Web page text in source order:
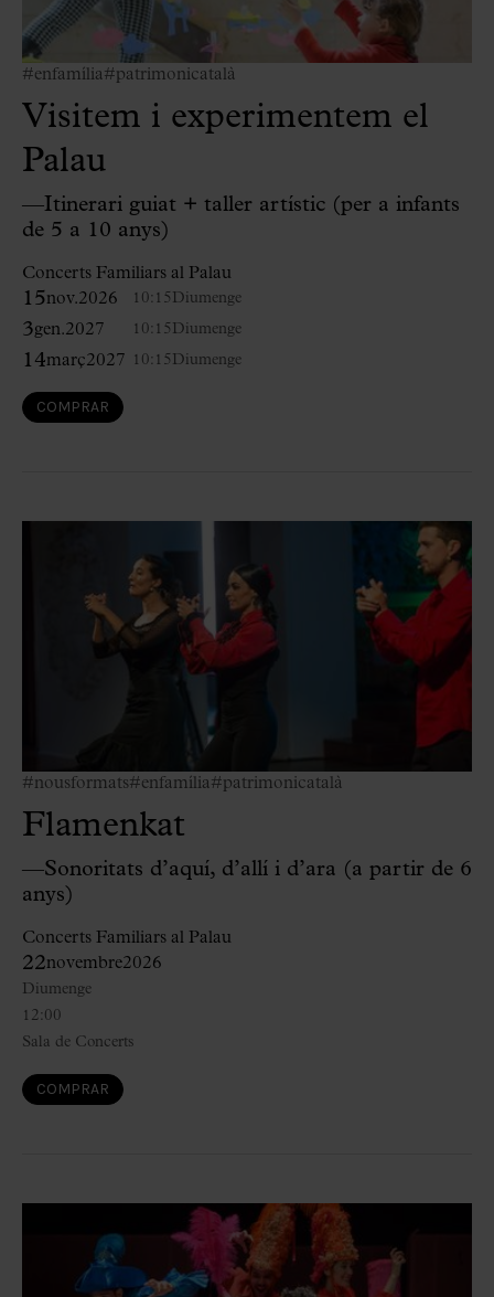
#enfamília#patrimonicatalà
Visitem i experimentem el
Palau
—Itinerari guiat + taller artístic (per a infants
de 5 a 10 anys)
Concerts Familiars al Palau
15nov.2026 10:15 Diumenge
3gen.2027 10:15 Diumenge
14març2027 10:15 Diumenge
COMPRAR
#nousformats#enfamília#patrimonicatalà
Flamenkat
—Sonoritats d’aquí, d’allí i d’ara (a partir de 6
anys)
Concerts Familiars al Palau
22novembre2026
12:00
Diumenge
Sala de Concerts
COMPRAR